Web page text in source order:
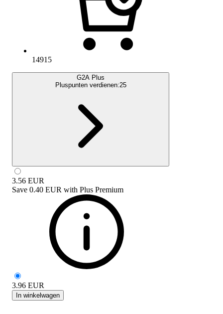
14915
G2A Plus
Pluspunten verdienen:25
3.56 EUR
Save 0.40 EUR with Plus Premium
3.96 EUR
In winkelwagen